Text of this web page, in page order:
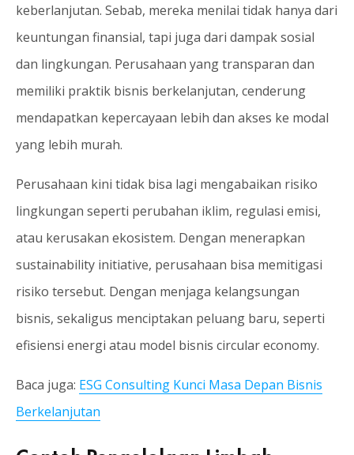
keberlanjutan. Sebab, mereka menilai tidak hanya dari
keuntungan finansial, tapi juga dari dampak sosial
dan lingkungan. Perusahaan yang transparan dan
memiliki praktik bisnis berkelanjutan, cenderung
mendapatkan kepercayaan lebih dan akses ke modal
yang lebih murah.
Perusahaan kini tidak bisa lagi mengabaikan risiko
lingkungan seperti perubahan iklim, regulasi emisi,
atau kerusakan ekosistem. Dengan menerapkan
sustainability initiative, perusahaan bisa memitigasi
risiko tersebut. Dengan menjaga kelangsungan
bisnis, sekaligus menciptakan peluang baru, seperti
efisiensi energi atau model bisnis circular economy.
Baca juga: ESG Consulting Kunci Masa Depan Bisnis
Berkelanjutan